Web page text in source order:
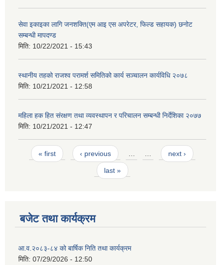
सेवा इकाइका लागि जनशक्ति(एम आइ एस अपरेटर, फिल्ड सहायक) छनोट
सम्बन्धी मापदण्ड
मिति: 10/22/2021 - 15:43
स्थानीय तहको राजश्व परामर्श समितिको कार्य सञ्चालन कार्यविधि २०७८
मिति: 10/21/2021 - 12:58
महिला हक हित संरक्षण तथा व्यवस्थापन र परिचालन सम्बन्धी निर्देशिका २०७७
मिति: 10/21/2021 - 12:47
Pages
« first ‹ previous next ›
last »
बजेट तथा कार्यक्रम
आ.व.२०८३-८४ को बार्षिक निति तथा कार्यक्रम
मिति: 07/29/2026 - 12:50